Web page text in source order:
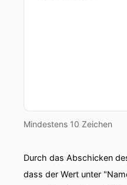
Mindestens 10 Zeichen
Durch das Abschicken
dass der Wert unter